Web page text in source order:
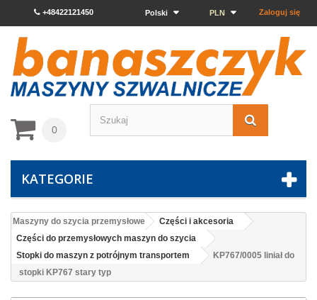
Zaloguj się
PLN
Polski
+48422121450
0
KATEGORIE
Maszyny do szycia przemysłowe
Części i akcesoria
Części do przemysłowych maszyn do szycia
Stopki do maszyn z potrójnym transportem
KP767/0005 liniał do
stopki KP767 stary typ